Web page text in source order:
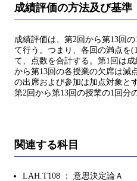
成績評価の方法及び基準
成績評価は、第2回から第13回
て行う。つまり、各回の満点を
て、点数を合計する。第1回は
から第13回の各授業の欠席は減
の出席および参加は加点対象と
第2回から第13回の授業の1回分
関連する科目
LAH.T108 ： 意思決定論Ａ